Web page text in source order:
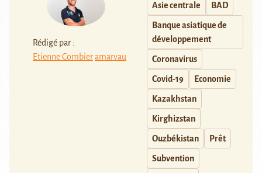
Rédigé par :
Etienne Combieramarvau
Asie centrale BAD
Banque asiatique de
développement
Coronavirus
Covid-19 Economie
Kazakhstan
Kirghizstan
Ouzbékistan Prêt
Subvention